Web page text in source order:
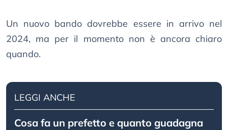
Un nuovo bando dovrebbe essere in arrivo nel
2024, ma per il momento non è ancora chiaro
quando.
LEGGI ANCHE
Cosa fa un prefetto e quanto guadagna